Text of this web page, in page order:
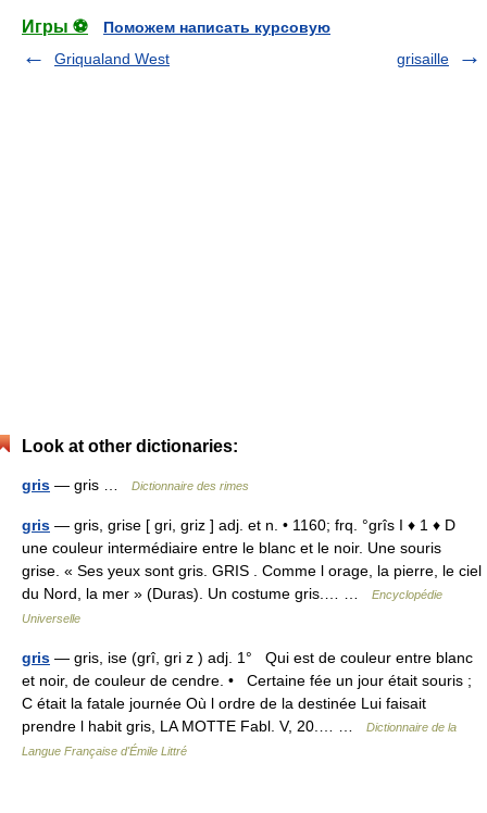
Игры ⚽
Поможем написать курсовую
Griqualand West
grisaille
Look at other dictionaries:
gris — gris … Dictionnaire des rimes
gris — gris, grise [ gri, griz ] adj. et n. • 1160; frq. °grîs I ♦ 1 ♦ D
une couleur intermédiaire entre le blanc et le noir. Une souris
grise. « Ses yeux sont gris. GRIS . Comme l orage, la pierre, le ciel
du Nord, la mer » (Duras). Un costume gris.… …
Encyclopédie
Universelle
gris — gris, ise (grî, gri z ) adj. 1° Qui est de couleur entre blanc
et noir, de couleur de cendre. • Certaine fée un jour était souris ;
C était la fatale journée Où l ordre de la destinée Lui faisait
prendre l habit gris, LA MOTTE Fabl. V, 20.… …
Dictionnaire de la
Langue Française d'Émile Littré